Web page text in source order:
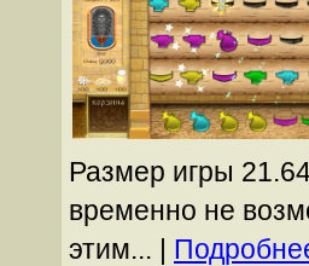
Размер игры
временно не
этим... |